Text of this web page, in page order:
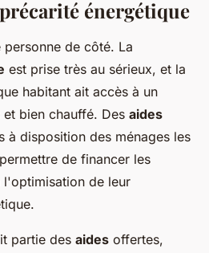
énergétique
de côté. La
est prise très au sérieux, et la
habitant ait accès à un
bien chauffé. Des aides
à disposition des ménages les
de financer les
l'optimisation de leur
partie des aides offertes,